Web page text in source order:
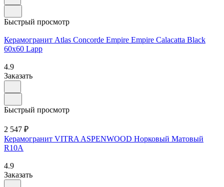
Быстрый просмотр
Керамогранит Atlas Concorde Empire Empire Calacatta Black
60x60 Lapp
4.9
Заказать
Быстрый просмотр
2 547 ₽
Керамогранит VITRA ASPENWOOD Норковый Матовый
R10A
4.9
Заказать